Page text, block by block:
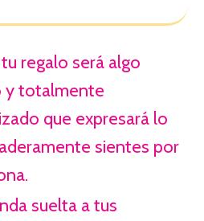
regalo será algo
y totalmente
que expresará lo
sientes por
suelta a tus